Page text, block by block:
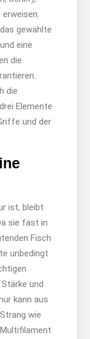
gewählte
eine
die
die
Elemente
und der
ist, bleibt
sie fast in
Fisch
unbedingt
und
kann aus
wie